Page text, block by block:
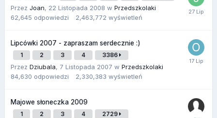
Przez Joan, 22 Listopada 2008 w Przedszkolaki
62,645 odpowiedzi 2,463,772 wyświetleń
Lipcówki 2007 - zapraszam serdecznie :)
1 2 3 4 3386
Przez Dziubala, 7 Listopada 2007 w Przedszkolaki
84,630 odpowiedzi 2,330,383 wyświetleń
Majowe słoneczka 2009
1 2 3 4 2729